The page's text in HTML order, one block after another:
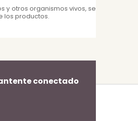
y otros organismos vivos, se
los productos.
conectado